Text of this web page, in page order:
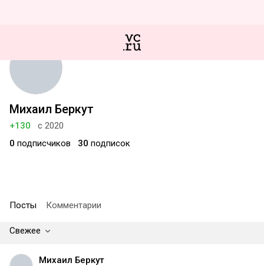
Михаил Беркут
+130
с 2020
0 подписчиков 30 подписок
Посты Комментарии
Свежее
Михаил Беркут